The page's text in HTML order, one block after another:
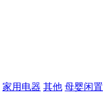
家用电器 其他 母婴闲置